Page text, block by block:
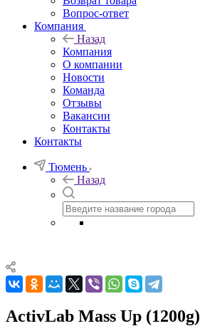
Вопрос-ответ
Компания
Назад
Компания
О компании
Новости
Команда
Отзывы
Вакансии
Контакты
Контакты
Тюмень
Назад
ActivLab Mass Up (1200g)